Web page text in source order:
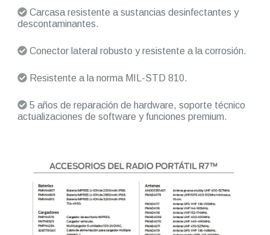
Carcasa resistente a sustancias desinfectantes y
descontaminantes.
Conector lateral robusto y resistente a la corrosión.
Resistente a la norma MIL-STD 810.
5 años de reparación de hardware, soporte técnico
actualizaciones de software y funciones premium.